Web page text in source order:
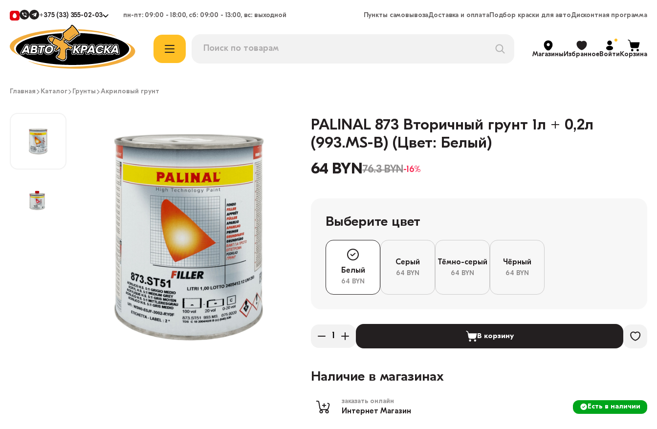
+375 (33) 355-02-03 пн-пт: 09:00 - 18:00, сб: 09:00 - 13:00, вс: выходной Пункты самовывозаДоставка и оплатаПодбор краски для автоДисконтная программа
МагазиныИзбранноеВойтиКорзина
Главная Каталог Грунты Акриловый грунт
PALINAL 873 Вторичный грунт 1л + 0,2л
(993.MS-B) (Цвет: Белый)
64 BYN76.3 BYN-16%
Выберите цвет
Белый
64 BYN
Серый
64 BYN
Тёмно-серый
64 BYN
Чёрный
64 BYN
В корзину
Наличие в магазинах
заказать онлайн
Интернет Магазин
Есть в наличии